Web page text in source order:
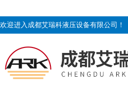
欢迎进入成都艾瑞科液压设备有限公司！